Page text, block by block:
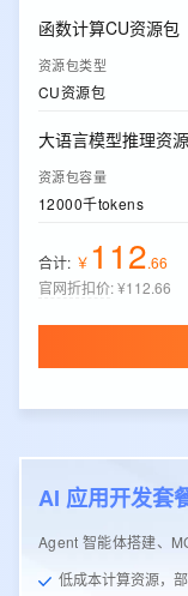
函数计算CU资源包
资源包类型
CU资源包
大语言模型推理资
资源包容量
12000千tokens
合计: ￥ 112.66
官网折扣价:¥112.66
AI 应用开发套
Agent 智能体搭建、
低成本计算资源，